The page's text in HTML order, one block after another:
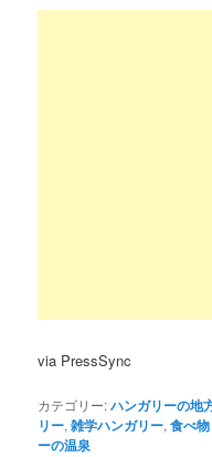
via PressSync
カテゴリー:ハンガリーの地
リー,雑学ハンガリー,食べ物
ーの温泉